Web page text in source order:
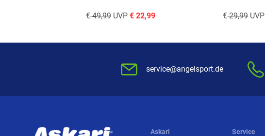
€49,99UVP €22,99 €29,99UVP
service@angelsport.de
Askari Service